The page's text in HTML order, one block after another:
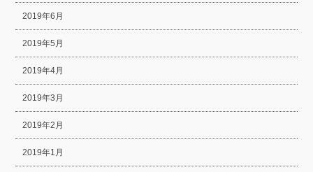
2019年6月
2019年5月
2019年4月
2019年3月
2019年2月
2019年1月